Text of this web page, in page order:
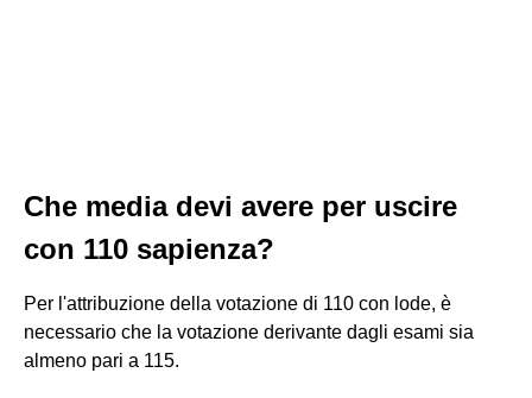
Che media devi avere per uscire
con 110 sapienza?
Per l'attribuzione della votazione di 110 con lode, è
necessario che la votazione derivante dagli esami sia
almeno pari a 115.